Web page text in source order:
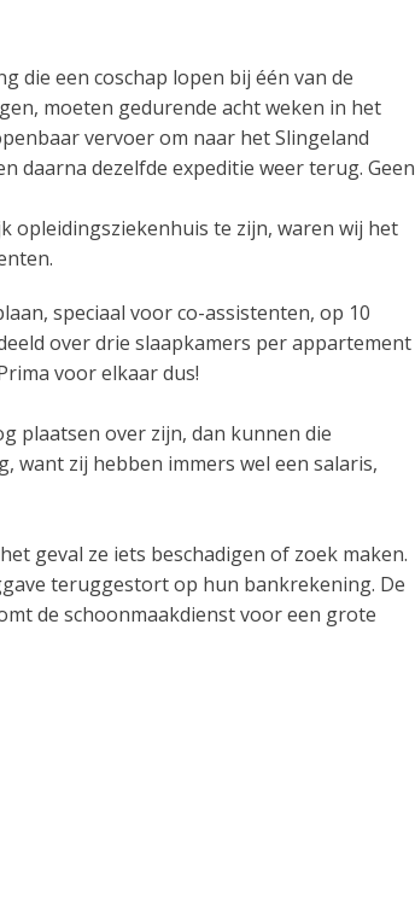
die een coschap lopen bij één van de
moeten gedurende acht weken in het
vervoer om naar het Slingeland
daarna dezelfde expeditie weer terug. Geen
opleidingsziekenhuis te zijn, waren wij het
speciaal voor co-assistenten, op 10
over drie slaapkamers per appartement
voor elkaar dus!
plaatsen over zijn, dan kunnen die
zij hebben immers wel een salaris,
geval ze iets beschadigen of zoek maken.
teruggestort op hun bankrekening. De
de schoonmaakdienst voor een grote